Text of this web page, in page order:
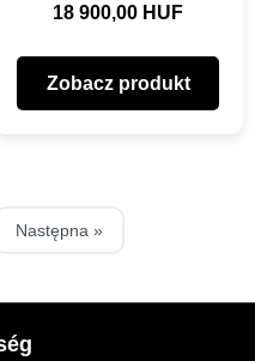
18 900,00 HUF
Zobacz produkt
Następna »